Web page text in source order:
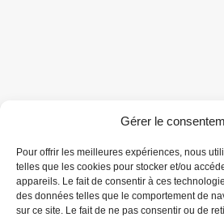
Gérer le
Pour offrir les meilleures expériences, nous
telles que les cookies pour stocker et/ou
appareils. Le fait de consentir à ces
des données telles que le comportement de
sur ce site. Le fait de ne pas consentir ou de